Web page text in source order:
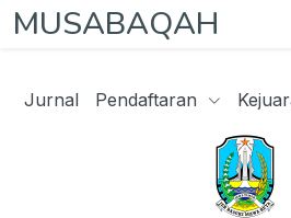
MUSABAQAH
Jurnal Pendaftaran